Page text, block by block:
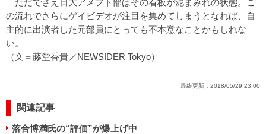
の流れでさらにゲイビデオが注目を集めてしまうとなれば、自
主的に出演者した元部員にとっても不本意なことかもしれな
い。
（文＝藤堂香貴／NEWSIDER Tokyo）
最終更新： 2018/05/29 23:00
関連記事
落合博満氏の“評価”が爆上げ中